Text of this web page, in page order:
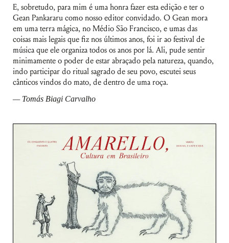
E, sobretudo, para mim é uma honra fazer esta edição e ter o
Gean Pankararu como nosso editor convidado. O Gean mora
em uma terra mágica, no Médio São Francisco, e umas das
coisas mais legais que fiz nos últimos anos, foi ir ao festival de
música que ele organiza todos os anos por lá. Ali, pude sentir
minimamente o poder de estar abraçado pela natureza, quando,
indo participar do ritual sagrado de seu povo, escutei seus
cânticos vindos do mato, de dentro de uma roça.
— Tomás Biagi Carvalho